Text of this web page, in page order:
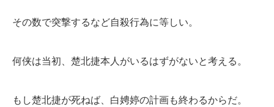
その数で突撃するなど自殺行為に等しい。
何侠は当初、楚北捷本人がいるはずがないと考える。
もし楚北捷が死ねば、白娉婷の計画も終わるからだ。